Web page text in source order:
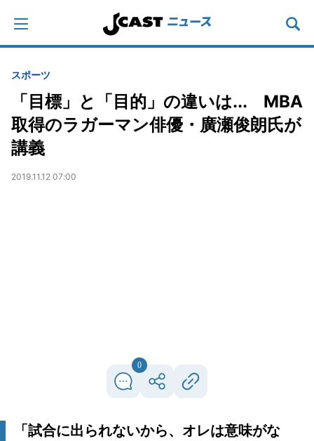
スポーツ
「目標」と「目的」の違いは... MBA
取得のラガーマン俳優・廣瀬俊朗氏が
講義
2019.11.12 07:00
0
「試合に出られないから、オレは意味がな